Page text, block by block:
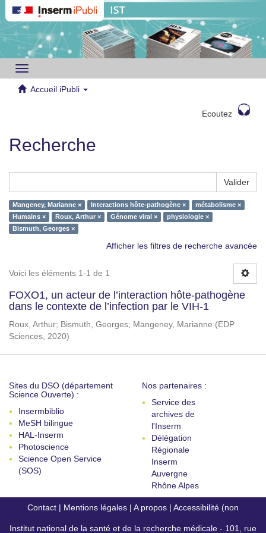
Toggle
navigation
Accueil iPubli
Ecoutez
Recherche
Valider
Mangeney, Marianne × Interactions hôte-pathogène ×
métabolisme ×
Humains ×
Roux, Arthur × Génome viral ×
physiologie ×
Bismuth, Georges ×
Afficher les filtres de recherche avancée
Voici les éléments 1-1 de 1
FOXO1, un acteur de l’interaction hôte-pathogène
dans le contexte de l’infection par le VIH-1
Roux, Arthur; Bismuth, Georges; Mangeney, Marianne (EDP
Sciences, 2020)
Sites du DSO (département
Science Ouverte) :
Insermbiblio
MeSH bilingue
HAL-Inserm
Photoscience
Science Open Service
(SOS)
Nos partenaires :
Service des
archives de
l'Inserm
Délégation
Régionale
Inserm
Auvergne
Rhône Alpes
Contact | Mentions légales | A propos | Accessibilité (non
conforme)
Institut national de la santé et de la recherche médicale - 101, rue